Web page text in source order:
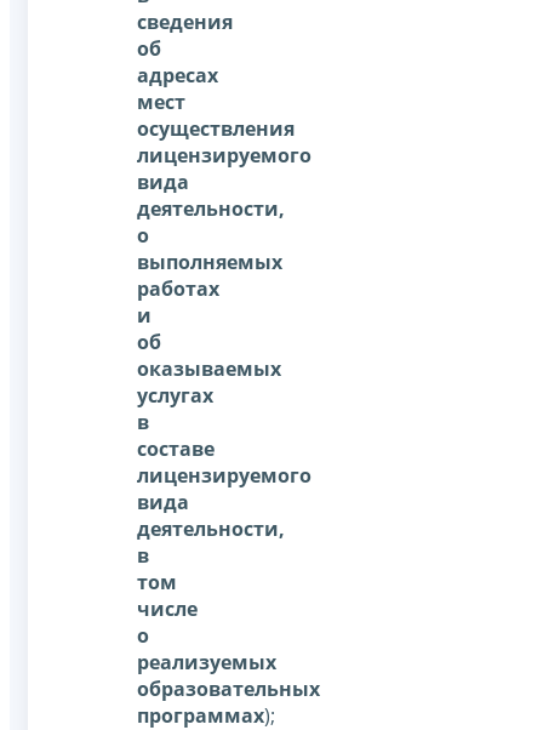
сведения
об
адресах
мест
осуществления
лицензируемого
вида
деятельности,
о
выполняемых
работах
и
об
оказываемых
услугах
в
составе
лицензируемого
вида
деятельности,
в
том
числе
о
реализуемых
образовательных
программах);